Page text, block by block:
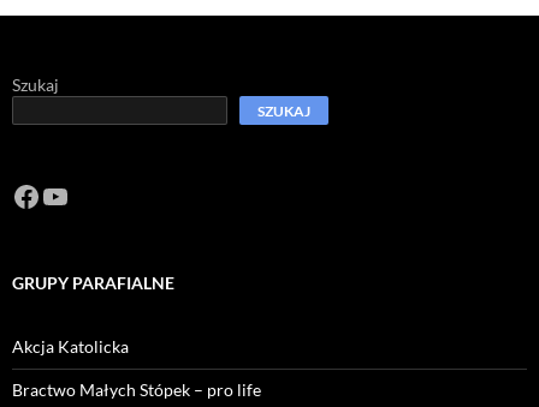
Szukaj
SZUKAJ
Facebook
https://www.youtube.com/channel/
GRUPY PARAFIALNE
Akcja Katolicka
Bractwo Małych Stópek – pro life